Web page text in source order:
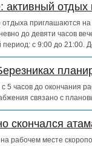
активный
отдыха приглашаются
до девяти часов
период: с 9:00 до
5 часов до окончания
связано с
скончался
рабочем месте